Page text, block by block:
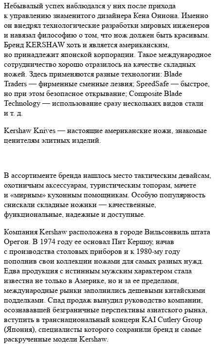
Небывалый успех наблюдался у них после прихода
к управлению знаменитого дизайнера Кена Ониона. Именно
он внедрял технологические разработки мировых инженеров
и навязал философию о том, что нож должен быть красивым.
Бренд KERSHAW хоть и является американским,
но принадлежит японской корпорации. Такое международное
сотрудничество хорошо отразилось на качестве складных
ножей. Здесь применяются разные технологии: Blade
Traders — фирменные сменные лезвия; SpeedSafe — быстрое,
но при этом безопасное открывание; Composite Blade
Technology — использование сразу нескольких видов стали
и т. д.
Kershaw Knives — настоящие американские ножи, знакомые
ценителям элитных изделий.
В ассортименте бренда нашлось место тактическим девайсам,
охотничьим аксессуарам, туристическим топорам, мачете
и «мирным» кухонным помощникам. Особую популярность
снискали складные ножики — качественные,
функциональные, надежные и доступные.
Компания Kershaw расположена в городе Вильсонвиль штата
Орегон. В 1974 году ее основал Пит Кершоу, начав
с производства столовых приборов и к 1980-му году
пополнив свои коллекции ножами для самых разных нужд.
Едва продукция с истинным мужским характером стала
известна не только в Америке, но и за ее пределами,
международные рынки заполнились дешевыми китайскими
подделками. Спад продаж вынудил руководство компании,
осознававшей безграничные перспективы азиатского рынка,
вступить в транснациональный концерн KAI Cutlery Group
(Япония), специалисты которого сохранили бренд и самые
раскрученные модели Kershaw.